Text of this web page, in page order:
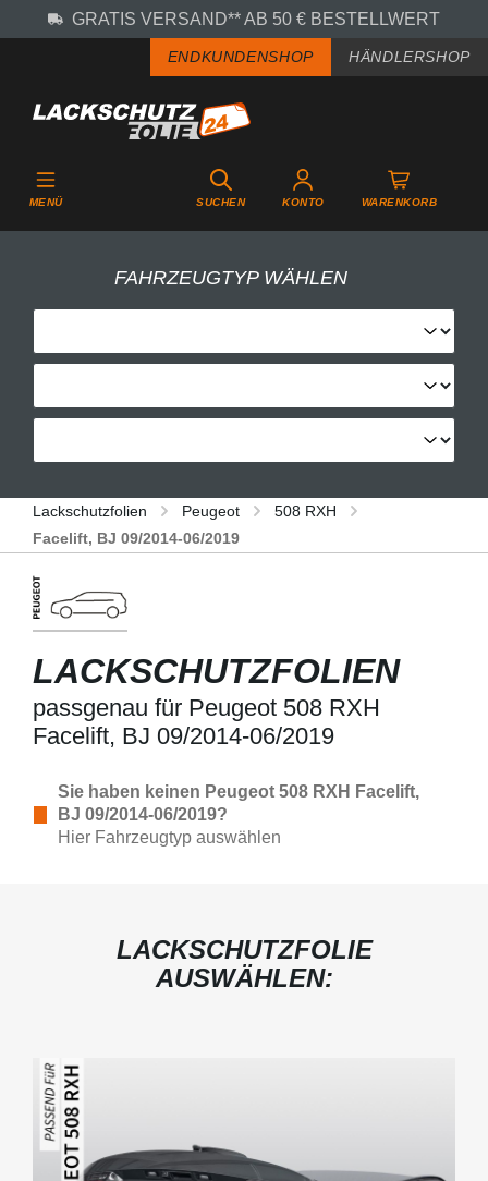
Zum Hauptinhalt springen
GRATIS VERSAND** AB 50 € BESTELLWERT
ENDKUNDENSHOP HÄNDLERSHOP
MENÜ SUCHEN KONTO WARENKORB
FAHRZEUGTYP WÄHLEN
Lackschutzfolien Peugeot
508 RXH
Facelift, BJ 09/2014-06/2019
LACKSCHUTZFOLIEN
passgenau für Peugeot 508 RXH
Facelift, BJ 09/2014-06/2019
Sie haben keinen Peugeot 508 RXH Facelift,
BJ 09/2014-06/2019?
Hier Fahrzeugtyp auswählen
LACKSCHUTZFOLIE
AUSWÄHLEN: